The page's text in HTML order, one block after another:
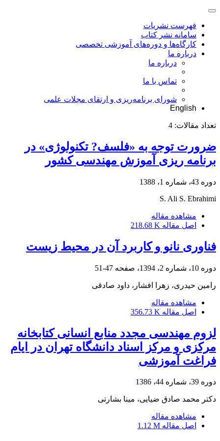
فهرست نشریات
سامانه نشر کتاب
کارگاه‌ها و دوره‌های آموزشی تخصصی
درباره ما
درباره ما
تماس با ما
شورای برنامه‌ریزی و ارتقای مجلات علمی
English
تعداد مقالات: 4
ضرورت توجه به «فلسف? تکنولوژی» در
برنامه ریزی آموزش مهندسی کشور
دوره 43، شماره 1، 1388
S. Ali S. Ebrahimi
مشاهده مقاله
اصل مقاله 218.68 K
فناوری نانو و کاربرد آن در محیط زیست
دوره 10، شماره 2، 1394، صفحه 47-51
رامین حیدری، زهرا افشار، داود صادقی
مشاهده مقاله
اصل مقاله 356.73 K
لزوم مهندسی مجدد منابع انسانی کتابخانه
مرکزی و مرکز اسناد دانشگاه تهران در ایام
فراغت آموزشی
دوره 39، شماره 44، 1386
دکتر محمد صادق ضیایی، مینا بشارتی
مشاهده مقاله
اصل مقاله 1.12 M